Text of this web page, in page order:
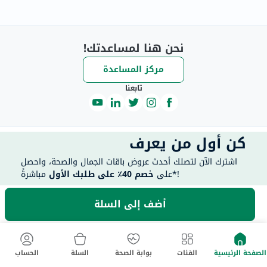
أضف إلى السلة
نحن هنا لمساعدتك!
مركز المساعدة
تابعنا
كن أول من يعرف
اشترك الآن لتصلك أحدث عروض باقات الجمال والصحة، واحصل
على خصم 40٪ على طلبك الأول مباشرةً*!
الصفحة الرئيسية الفئات بوابة الصحة السلة الحساب